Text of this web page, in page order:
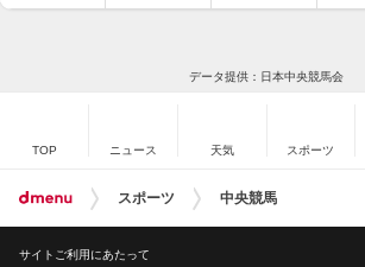
データ提供：日本中央競馬会
TOP ニュース 天気 スポーツ
スポーツ 中央競馬
サイトご利用にあたって